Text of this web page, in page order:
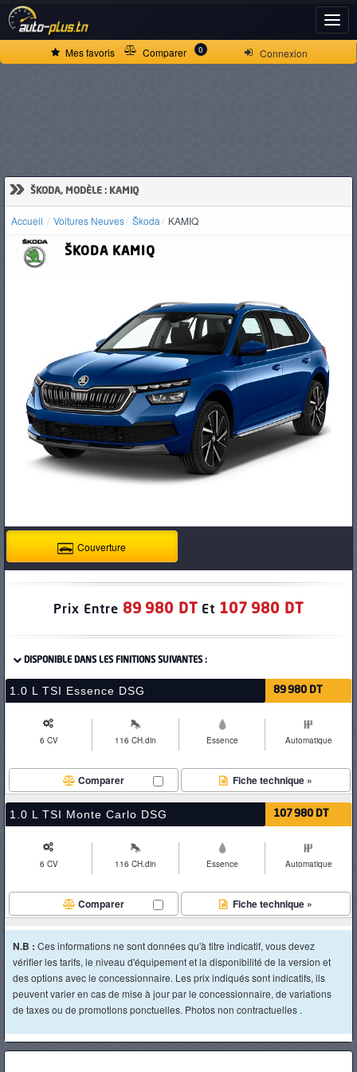
Connexion
Mes favoris Comparer 0
» ŠKODA, MODÈLE : KAMIQ
Accueil Voitures Neuves Škoda KAMIQ
ŠKODA KAMIQ
Couverture
Prix Entre 89 980 DT Et 107 980 DT
DISPONIBLE DANS LES FINITIONS SUIVANTES :
1.0 L TSI Essence DSG 89 980 DT
6 CV 116 CH.din Essence Automatique
Fiche technique »
Comparer
1.0 L TSI Monte Carlo DSG 107 980 DT
6 CV 116 CH.din Essence Automatique
Fiche technique »
Comparer
N.B : Ces informations ne sont données qu'à titre indicatif, vous devez
vérifier les tarifs, le niveau d'équipement et la disponibilité de la version et
des options avec le concessionnaire. Les prix indiqués sont indicatifs, ils
peuvent varier en cas de mise à jour par le concessionnaire, de variations
de taxes ou de promotions ponctuelles. Photos non contractuelles .
ACCUEIL
D'OCCASION
PNEUS